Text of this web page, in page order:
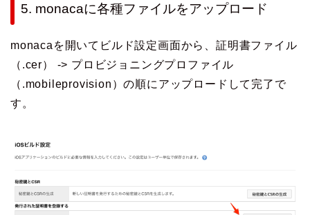
5. monacaに各種ファイルをアップロード
monacaを開いてビルド設定画面から、証明書ファイル
（.cer） -> プロビジョニングプロファイル
（.mobileprovision）の順にアップロードして完了で
す。